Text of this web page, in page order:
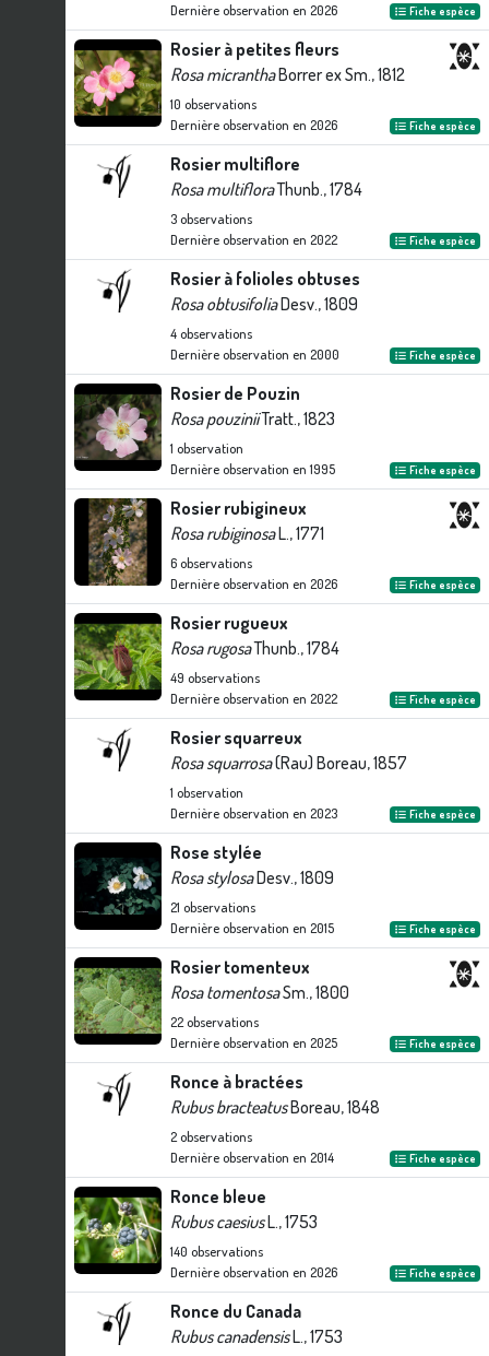
Dernière observation en 2026 Fiche espèce
Rosier à petites fleurs
Rosa micranthaBorrer ex Sm., 1812
10 observations
Dernière observation en 2026 Fiche espèce
Rosier multiflore
Rosa multifloraThunb., 1784
3observations
Dernière observation en 2022 Fiche espèce
Rosier à folioles obtuses
Rosa obtusifoliaDesv., 1809
4observations
Dernière observation en 2000 Fiche espèce
Rosier de Pouzin
Rosa pouziniiTratt., 1823
1 observation
Dernière observation en 1995 Fiche espèce
Rosier rubigineux
Rosa rubiginosaL., 1771
6observations
Dernière observation en 2026 Fiche espèce
Rosier rugueux
Rosa rugosaThunb., 1784
49 observations
Dernière observation en 2022 Fiche espèce
Rosier squarreux
Rosa squarrosa(Rau) Boreau, 1857
1 observation
Dernière observation en 2023 Fiche espèce
Rose stylée
Rosa stylosaDesv., 1809
21 observations
Dernière observation en 2015 Fiche espèce
Rosier tomenteux
Rosa tomentosaSm., 1800
22observations
Dernière observation en 2025 Fiche espèce
Ronce à bractées
Rubus bracteatusBoreau, 1848
2observations
Dernière observation en 2014 Fiche espèce
Ronce bleue
Rubus caesiusL., 1753
140 observations
Dernière observation en 2026 Fiche espèce
Ronce du Canada
Rubus canadensisL., 1753